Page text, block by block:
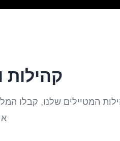
קהילות
המטיילים שלנו, קבלו